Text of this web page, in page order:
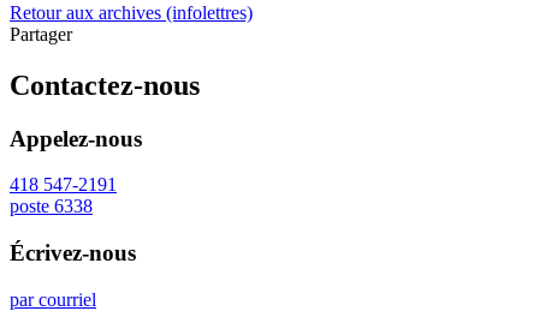
Retour aux archives (infolettres)
Partager
Contactez-nous
Appelez-nous
418 547-2191
poste 6338
Écrivez-nous
par courriel